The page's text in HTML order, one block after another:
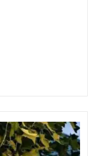
الصحة
العالمية
: